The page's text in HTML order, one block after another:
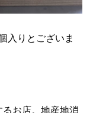
入りとございま
お店。地産地消